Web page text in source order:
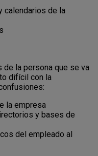
calendarios de la
la persona que se va
difícil con la
la empresa
y bases de
del empleado al